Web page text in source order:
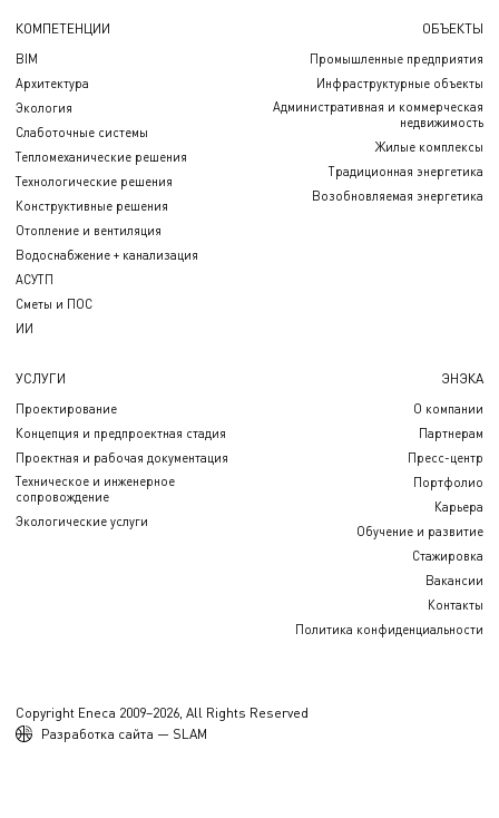
КОМПЕТЕНЦИИ
BIM
Архитектура
Экология
Слаботочные системы
Тепломеханические решения
Технологические решения
Конструктивные решения
Отопление и вентиляция
Водоснабжение + канализация
АСУТП
Сметы и ПОС
ИИ
ОБЪЕКТЫ
Промышленные предприятия
Инфраструктурные объекты
Административная и коммерческая
недвижимость
Жилые комплексы
Традиционная энергетика
Возобновляемая энергетика
УСЛУГИ
Проектирование
Концепция и предпроектная стадия
Проектная и рабочая документация
Техническое и инженерное
сопровождение
Экологические услуги
ЭНЭКА
О компании
Партнерам
Пресс-центр
Портфолио
Карьера
Обучение и развитие
Стажировка
Вакансии
Контакты
Политика конфиденциальности
Copyright Eneca 2009–2026, All Rights Reserved
Разработка сайта — SLAM